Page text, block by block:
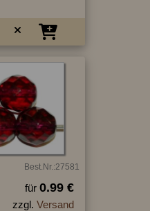
Best.Nr.:27581
für 0.99 €
zzgl. Versand